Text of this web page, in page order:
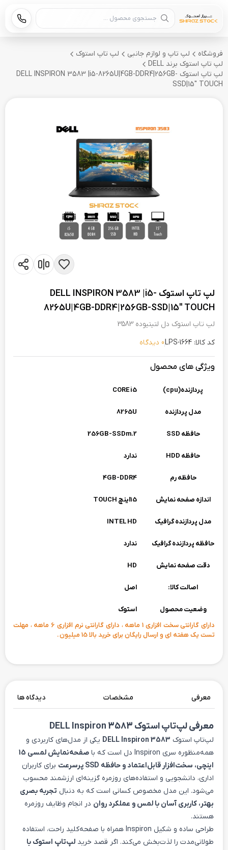
جستجوی محصول
فروشگاه لپ تاپ و لوازم جانبی
لپ تاپ استوک
لپ تاپ استوک برند DELL
لپ تاپ استوک DELL INSPIRON 3583 |i5-8265U|4GB-DDR4|256GB-
SSD|15" TOUCH
لپ تاپ استوک DELL INSPIRON 3583 |i5-
8265U|4GB-DDR4|256GB-SSD|15" TOUCH
لپ تاپ استوک دل لتیتیوده 3583
کد کالا: LPS-1664
0 دیدگاه
ویژگی های محصول
پردازنده(cpu)
مدل پردازنده
حافظه SSD
حافظه HDD ندارد
حافظه رم
اندازه صفحه نمایش
مدل پردازنده گرافیک
حافظه پردازنده گرافیک ندارد
دقت صفحه نمایش
اصالت کالا: اصل
وضعیت محصول
استوک
دارای گارانتی سخت افزاری 1 ماهه ، دارای گارانتی نرم افزاری 6 ماهه ، مهلت
تست یک هفته ای و ارسال رایگان برای خرید بالا 15 میلیون .
معرفی مشخصات دیدگاه ها
معرفی لپ‌تاپ استوک DELL Inspiron 3583
لپ‌تاپ استوک DELL Inspiron 3583 یکی از مدل‌های کاربردی و
همه‌منظوره سری Inspiron دل است که با
صفحه‌نمایش لمسی 15
اینچی، سخت‌افزار قابل‌اعتماد و حافظه SSD پرسرعت
برای کاربران
اداری، دانشجویی و استفاده‌های روزمره گزینه‌ای ارزشمند محسوب
می‌شود. این مدل مخصوص کسانی است که به دنبال تجربه بصری
بهتر، کاربری آسان با لمس و عملکرد روان در انجام وظایف روزمره
هستند.
طراحی ساده و شکیل Inspiron همراه با صفحه‌کلید راحت، استفاده
طولانی‌مدت را لذت‌بخش می‌کند. اگر قصد خرید لپ‌تاپ استوک با